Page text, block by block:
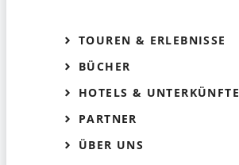
TOUREN & ERLEBNISSE
BÜCHER
HOTELS & UNTERKÜNFTE
PARTNER
ÜBER UNS